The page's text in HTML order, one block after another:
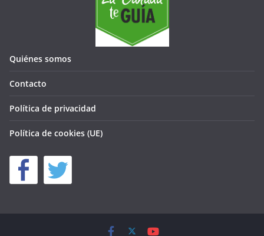
Quiénes somos
Contacto
Política de privacidad
Política de cookies (UE)